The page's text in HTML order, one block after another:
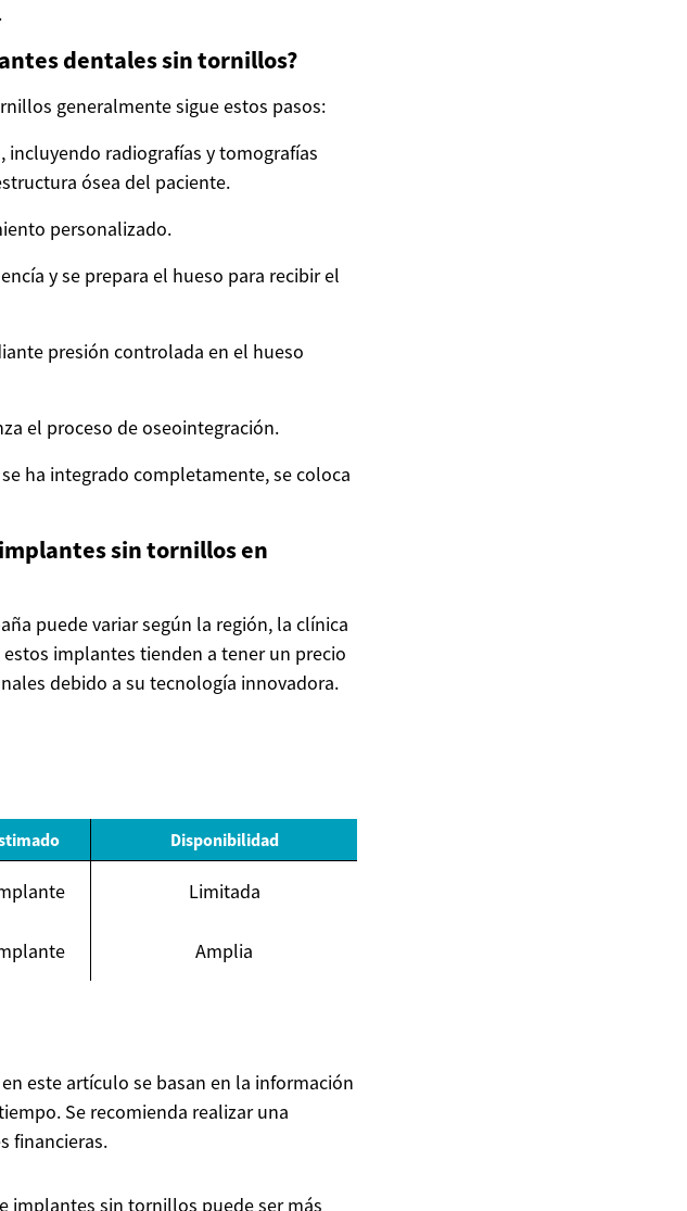
dentales sin tornillos?
generalmente sigue estos pasos:
incluyendo radiografías y tomografías
ósea del paciente.
personalizado.
y se prepara el hueso para recibir el
presión controlada en el hueso
el proceso de oseointegración.
ha integrado completamente, se coloca
sin tornillos en
puede variar según la región, la clínica
implantes tienden a tener un precio
debido a su tecnología innovadora.
Disponibilidad
Limitada
Amplia
este artículo se basan en la información
Se recomienda realizar una
financieras.
implantes sin tornillos puede ser más